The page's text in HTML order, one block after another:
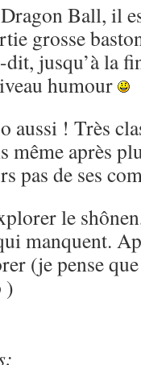
Ball, il
grosse
dit, jusqu’à la
humour
aussi ! Très
même après
pas de ses
le
manquent.
(je pense
)